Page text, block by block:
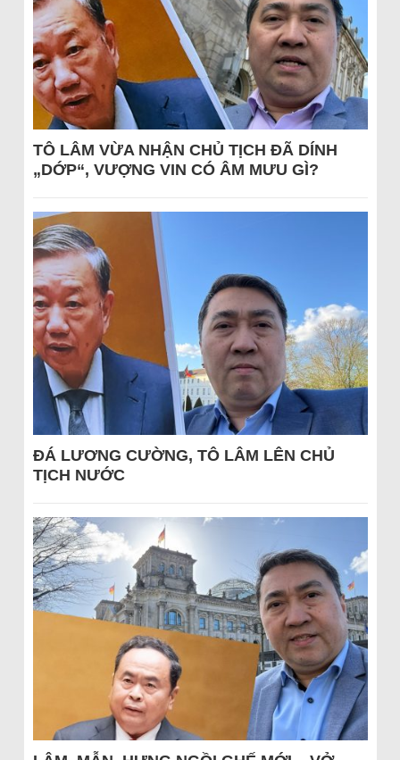
TÔ LÂM VỪA NHẬN CHỦ TỊCH ĐÃ DÍNH
„DỚP“, VƯỢNG VIN CÓ ÂM MƯU GÌ?
ĐÁ LƯƠNG CƯỜNG, TÔ LÂM LÊN CHỦ
TỊCH NƯỚC